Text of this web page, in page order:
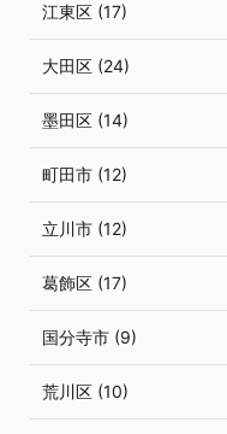
江東区 (17)
大田区 (24)
墨田区 (14)
町田市 (12)
立川市 (12)
葛飾区 (17)
国分寺市 (9)
荒川区 (10)